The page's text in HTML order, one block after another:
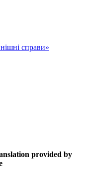
справи»
provided by